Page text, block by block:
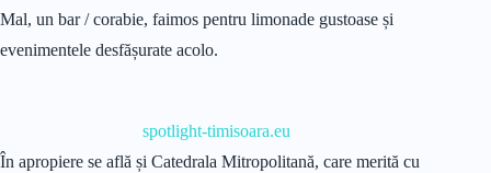
Mal, un bar / corabie, faimos pentru limonade gustoase și
evenimentele desfășurate acolo.
spotlight-timisoara.eu
În apropiere se află și Catedrala Mitropolitană, care merită cu